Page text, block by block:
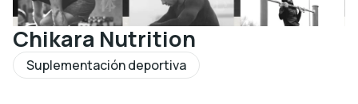
Chikara Nutrition
Suplementación deportiva